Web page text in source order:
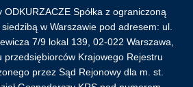
Spółka z ograniczoną
w Warszawie pod adresem: ul.
7/9 lokal 139, 02-022 Warszawa,
przedsiębiorców Krajowego Rejestru
przez Sąd Rejonowy dla m. st.